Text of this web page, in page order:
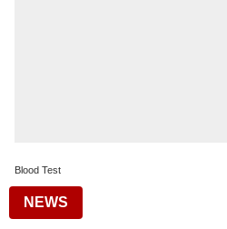
Blood Test
NEWS